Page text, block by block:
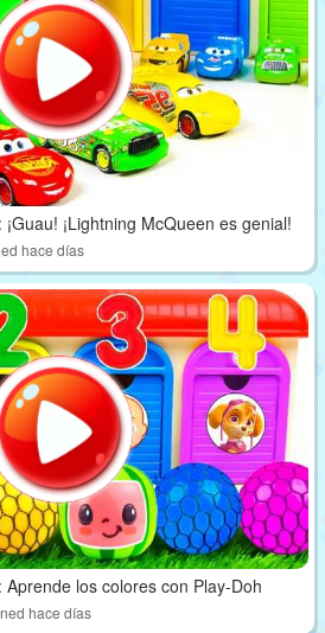
¡Lightning McQueen es genial!
hace días
los colores con Play-Doh
hace días